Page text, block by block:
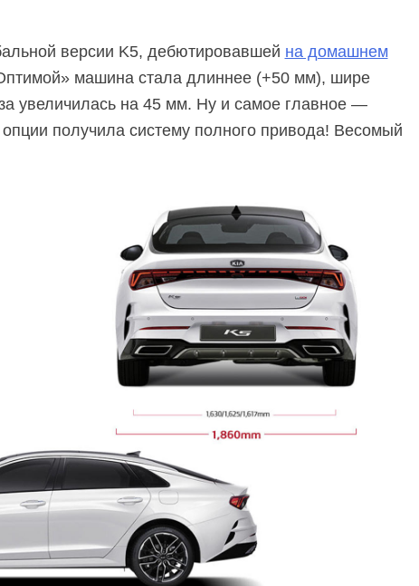
версии K5, дебютировавшей на домашнем
машина стала длиннее (+50 мм), шире
увеличилась на 45 мм. Ну и самое главное —
получила систему полного привода! Весомый